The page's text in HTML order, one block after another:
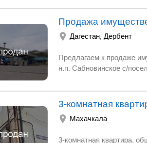
Продажа
Дагестан, Дербент
Предлагаем к продаже
н.п. Сабновинское с/
3-комнатная
Махачкала
3-комнатная квартира, общая